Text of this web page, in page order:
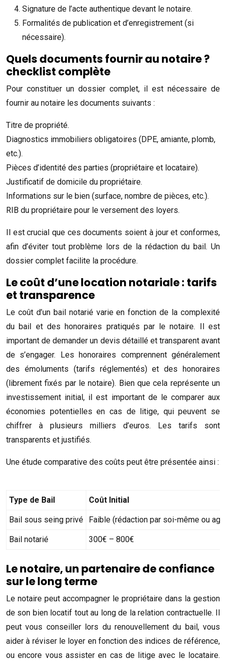
Signature de l’acte authentique devant le notaire.
Formalités de publication et d’enregistrement (si
nécessaire).
Quels documents fournir au notaire ?
checklist complète
Pour constituer un dossier complet, il est nécessaire de
fournir au notaire les documents suivants :
Titre de propriété.
Diagnostics immobiliers obligatoires (DPE, amiante, plomb,
etc.).
Pièces d’identité des parties (propriétaire et locataire).
Justificatif de domicile du propriétaire.
Informations sur le bien (surface, nombre de pièces, etc.).
RIB du propriétaire pour le versement des loyers.
Il est crucial que ces documents soient à jour et conformes,
afin d’éviter tout problème lors de la rédaction du bail. Un
dossier complet facilite la procédure.
Le coût d’une location notariale : tarifs
et transparence
Le coût d’un bail notarié varie en fonction de la complexité
du bail et des honoraires pratiqués par le notaire. Il est
important de demander un devis détaillé et transparent avant
de s’engager. Les honoraires comprennent généralement
des émoluments (tarifs réglementés) et des honoraires
(librement fixés par le notaire). Bien que cela représente un
investissement initial, il est important de le comparer aux
économies potentielles en cas de litige, qui peuvent se
chiffrer à plusieurs milliers d’euros. Les tarifs sont
transparents et justifiés.
Une étude comparative des coûts peut être présentée ainsi :
Type de Bail Coût Initial
Bail sous seing privé Faible (rédaction par soi-même ou
Bail notarié 300€ – 800€
Le notaire, un partenaire de confiance
sur le long terme
Le notaire peut accompagner le propriétaire dans la gestion
de son bien locatif tout au long de la relation contractuelle. Il
peut vous conseiller lors du renouvellement du bail, vous
aider à réviser le loyer en fonction des indices de référence,
ou encore vous assister en cas de litige avec le locataire.